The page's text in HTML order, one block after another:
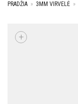
PRADŽIA » 3MM VIRVELĖ »
+